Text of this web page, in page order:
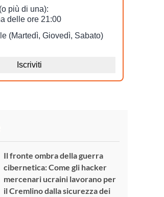
Il fronte ombra della guerra
cibernetica: Come gli hacker
mercenari ucraini lavorano per
il Cremlino dalla sicurezza dei